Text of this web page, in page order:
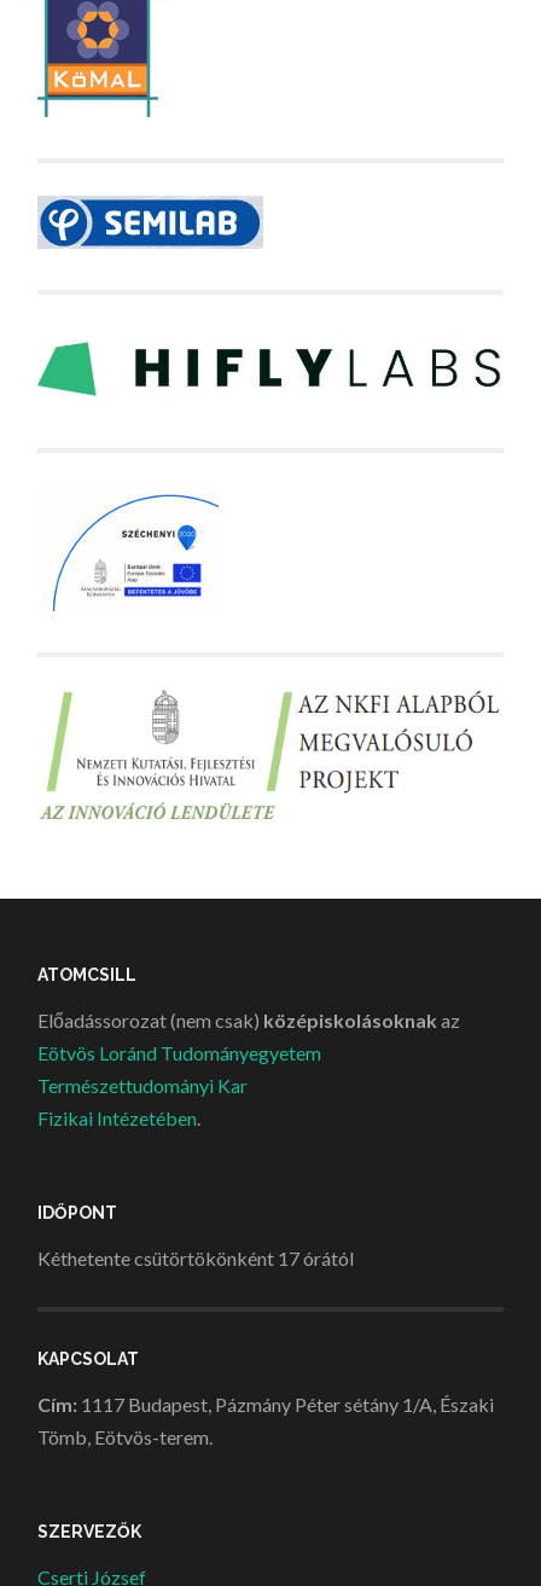
ATOMCSILL
Előadássorozat (nem csak) középiskolásoknak az
Eötvös Loránd Tudományegyetem
Természettudományi Kar
Fizikai Intézetében.
IDŐPONT
Kéthetente csütörtökönként 17 órától
KAPCSOLAT
Cím: 1117 Budapest, Pázmány Péter sétány 1/A, Északi
Tömb, Eötvös-terem.
SZERVEZŐK
Cserti József